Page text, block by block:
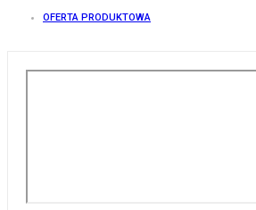
OFERTA PRODUKTOWA